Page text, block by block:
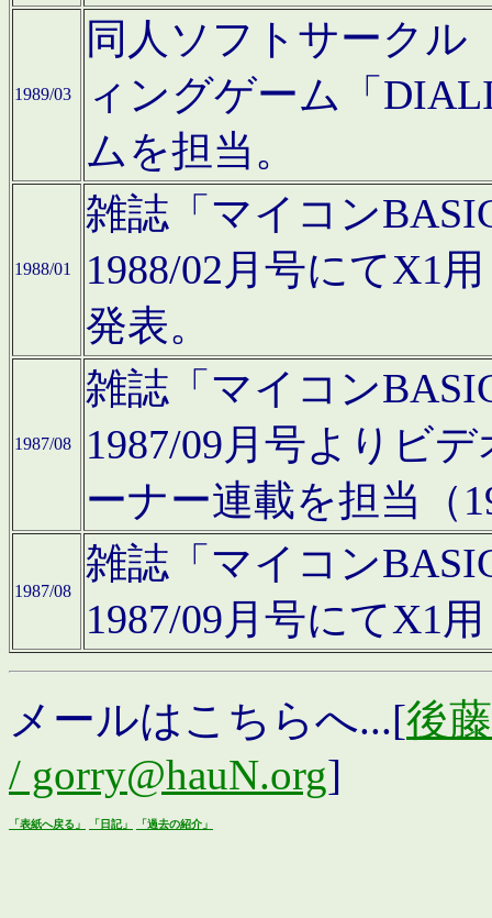
1989/03
同人ソフトサークル
ィングゲーム「
ムを担当。
1988/01
雑誌「マイコン
1988/02月号にてX1
発表。
1987/08
雑誌「マイコン
1987/09月号よりビ
ーナー連載を担当（
1987/08
雑誌「マイコン
1987/09月号にてX1
メールはこちらへ...[後
/ gorry@hauN.org]
「表紙へ戻る」 「日記」 「過去の紹介」